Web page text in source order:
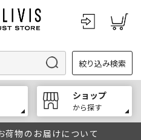
絞り込み検索
ショップ
から探す
物のお届けについて